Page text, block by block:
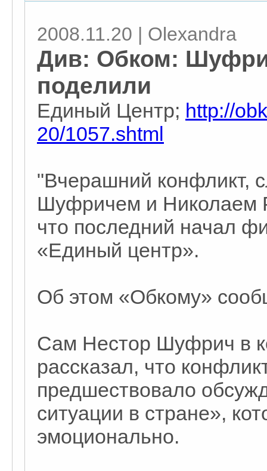
2008.11.20 | Olexandra
Див: Обком:
поделили
Единый Центр; http://
20/1057.shtml
"Вчерашний конфликт,
Шуфричем и Николаем
что последний начал
«Единый центр».
Об этом «Обкому»
Сам Нестор Шуфрич в
рассказал, что
предшествовало
ситуации в стране»,
эмоционально.